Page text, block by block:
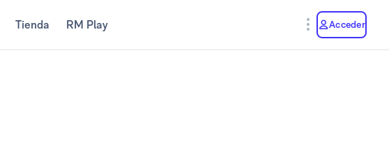
Tienda RM Play Acceder